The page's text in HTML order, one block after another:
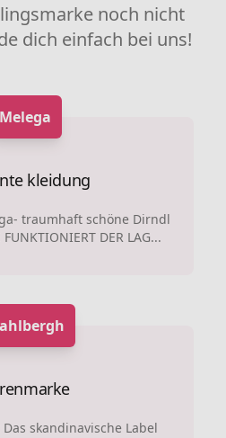
noch nicht
dich einfach bei uns!
Melega
kleidung
traumhaft schöne Dirndl
DER LAG...
skandinavische Label